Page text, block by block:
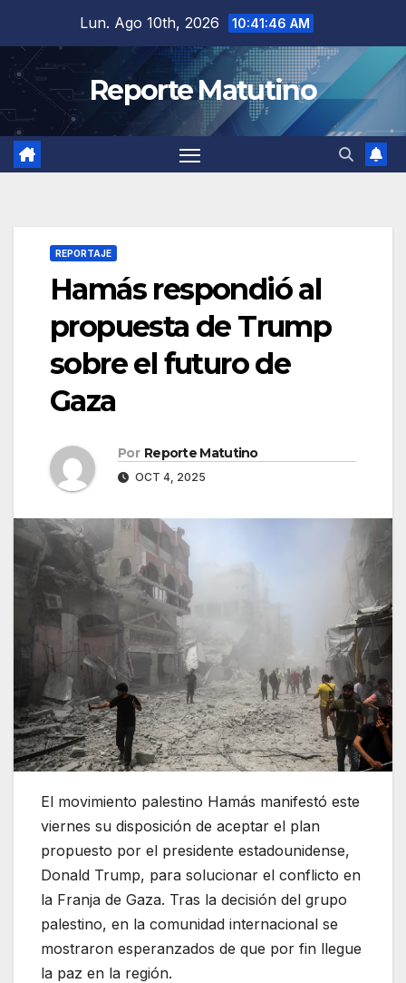
contenido
Lun. Ago 10th, 2026 10:41:47 AM
Reporte Matutino
REPORTAJE
Hamás respondió al
propuesta de Trump
sobre el futuro de
Gaza
Por Reporte Matutino
OCT 4, 2025
El movimiento palestino Hamás manifestó este
viernes su disposición de aceptar el plan
propuesto por el presidente estadounidense,
Donald Trump, para solucionar el conflicto en
la Franja de Gaza. Tras la decisión del grupo
palestino, en la comunidad internacional se
mostraron esperanzados de que por fin llegue
la paz en la región.